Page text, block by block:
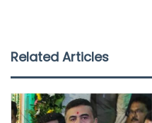
e
o
o
t
e
r
t
A
p
i
n
Related Articles